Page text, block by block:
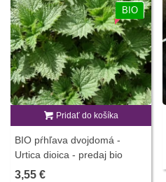
BIO
Pridať do košíka
BIO pŕhľava dvojdomá -
Urtica dioica - predaj bio
semien - 500 ks
3,55 €